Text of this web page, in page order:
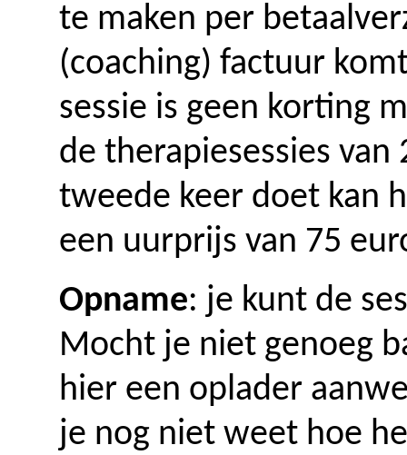
te maken per
(coaching) factuur
sessie is geen korting
de therapiesessies
tweede keer doet kan
een uurprijs van 75
Opname: je kunt de
Mocht je niet genoeg
hier een oplader
je nog niet weet hoe